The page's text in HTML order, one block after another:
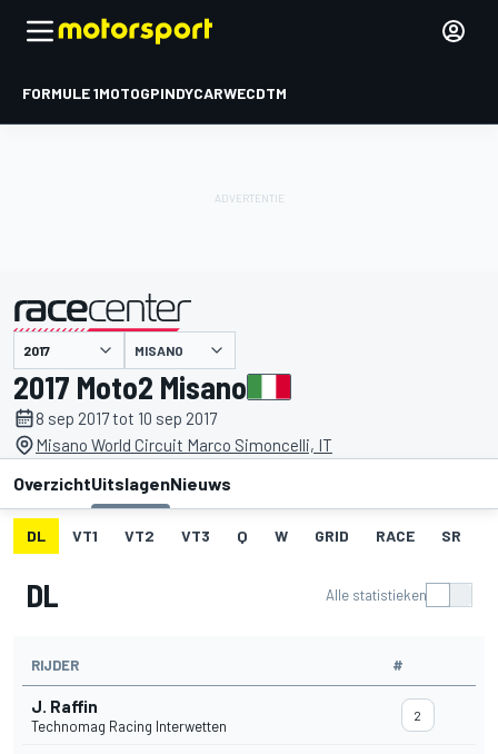
FORMULE 1MOTOGPINDYCARWECDTM
gepresenteerd door MISANO
2017 Moto2 Misano
8 sep 2017 tot 10 sep 2017
Misano World Circuit Marco Simoncelli, IT
OverzichtUitslagenNieuws
DL VT1 VT2 VT3 Q W GRID RACE SR
DL Alle statistieken
RIJDER #
J. Raffin
Technomag Racing Interwetten
2